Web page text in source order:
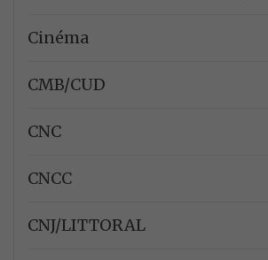
Cinéma
CMB/CUD
CNC
CNCC
CNJ/LITTORAL